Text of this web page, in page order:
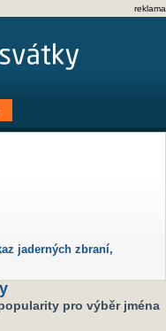
reklama
jaderných zbraní,
pro výběr jména